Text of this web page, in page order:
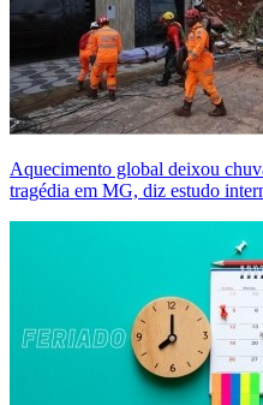
Aquecimento global deixou
tragédia em MG, diz estudo